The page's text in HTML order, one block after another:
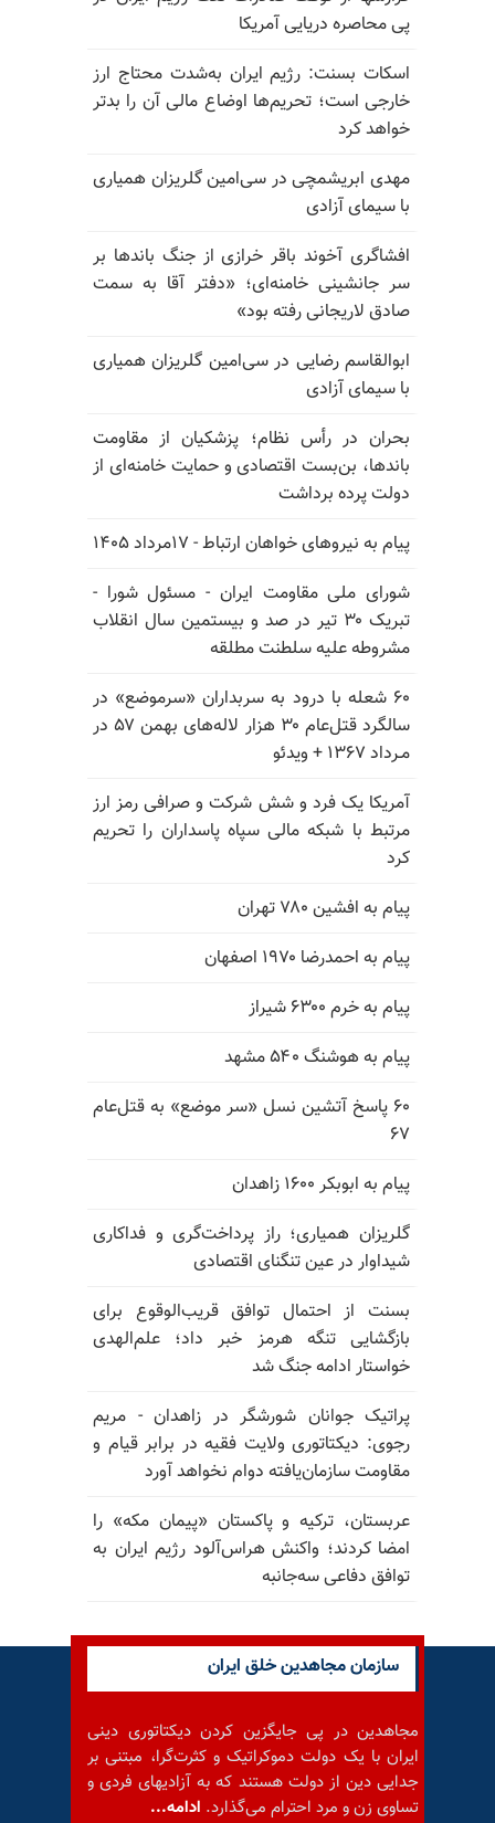
پی محاصره دریایی آمریکا
اسکات بسنت: رژیم ایران به‌شدت محتاج ارز
خارجی است؛ تحریم‌ها اوضاع مالی آن را بدتر
خواهد کرد
مهدی ابریشمچی در سی‌امین گلریزان همیاری
با سیمای آزادی
افشاگری آخوند باقر خرازی از جنگ باندها بر
سر جانشینی خامنه‌ای؛ «دفتر آقا به سمت
صادق لاریجانی رفته بود»
ابوالقاسم رضایی در سی‌امین گلریزان همیاری
با سیمای آزادی
بحران در رأس نظام؛ پزشکیان از مقاومت
باندها، بن‌بست اقتصادی و حمایت خامنه‌ای از
دولت پرده برداشت
پیام به نیروهای خواهان ارتباط - ۱۷مرداد ۱۴۰۵
شورای ملی مقاومت ایران - مسئول شورا -
تبریک ۳۰ تیر در صد و بیستمین سال انقلاب
مشروطه علیه سلطنت مطلقه
۶۰ شعله با درود به سربداران «سرموضع» در
سالگرد قتل‌عام ۳۰ هزار لاله‌های بهمن ۵۷ در
مـرداد ۱۳۶۷ + ویدئو
آمریکا یک فرد و شش شرکت و صرافی رمز ارز
مرتبط با شبکه مالی سپاه پاسداران را تحریم
کرد
پیام به افشین ۷۸۰ تهران
پیام به احمدرضا ۱۹۷۰ اصفهان
پیام به خرم ۶۳۰۰ شیراز
پیام به هوشنگ ۵۴۰ مشهد
۶۰ پاسخ آتشین نسل «سر موضع» به قتل‌عام
۶۷
پیام به ابوبکر ۱۶۰۰ زاهدان
گلریزان همیاری؛ راز پرداخت‌گری و فداکاری
شیداوار در عین تنگنای اقتصادی
بسنت از احتمال توافق قریب‌الوقوع برای
بازگشایی تنگه هرمز خبر داد؛ علم‌الهدی
خواستار ادامه جنگ شد
پراتیک جوانان شورشگر در زاهدان - مریم
رجوی: دیکتاتوری ولایت فقیه در برابر قیام و
مقاومت سازمان‌یافته دوام نخواهد آورد
عربستان، ترکیه و پاکستان «پیمان مکه» را
امضا کردند؛ واکنش هراس‌آلود رژیم ایران به
توافق دفاعی سه‌جانبه
سازمان مجاهدین خلق ایران
مجاهدین در پی جایگزین کردن دیکتاتوری دینی
ایران با یک دولت دموکراتیک و کثرت‌گرا، مبتنی بر
جدایی دین از دولت هستند که به آزادیهای فردی و
تساوی زن و مرد احترام می‌گذارد. ادامه...